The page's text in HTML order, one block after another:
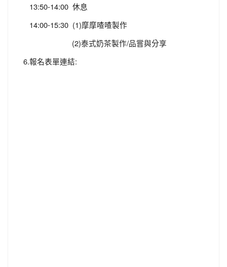
13:50-14:00 休息
14:00-15:30 (1)摩摩喳喳製作
(2)泰式奶茶製作/品嘗與分享
6.報名表單連結: